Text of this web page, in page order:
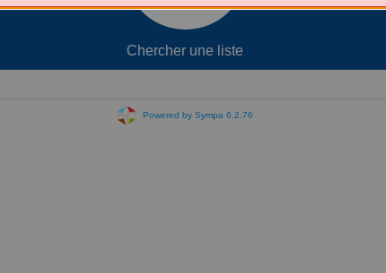
Chercher une liste
Powered by Sympa 6.2.76